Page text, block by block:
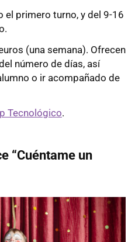
el primero turno, y del 9-16
(una semana). Ofrecen
número de días, así
o ir acompañado de
Tecnológico.
“Cuéntame un